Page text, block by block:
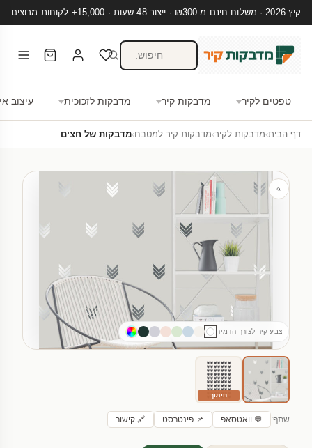
קיץ 2026 · משלוח חינם מ-₪300 · ייצור 48 שעות · 15,000+ לקוחות מרוצים
טפטים לקיר מדבקות קיר מדבקות לזכוכית עיצוב
דף הבית›מדבקות לקיר›מדבקות קיר למטבח›מדבקות של חצים
צבע קיר לצורך הדמיה
חיתוך
שתף: 💬 וואטסאפ 📌 פינטרסט 🔗 קישור